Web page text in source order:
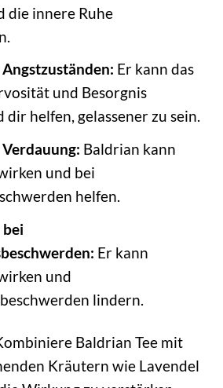
die innere Ruhe
Er kann das
und Besorgnis
helfen, gelassener zu sein.
Baldrian kann
und bei
helfen.
Er kann
und
lindern.
Baldrian Tee mit
Kräutern wie Lavendel